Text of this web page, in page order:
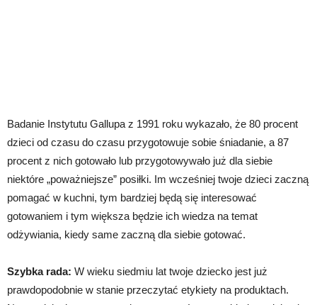
Badanie Instytutu Gallupa z 1991 roku wykazało, że 80 procent
dzieci od czasu do czasu przygotowuje sobie śniadanie, a 87
procent z nich gotowało lub przygotowywało już dla siebie
niektóre „poważniejsze” posiłki. Im wcześniej twoje dzieci zaczną
pomagać w kuchni, tym bardziej będą się interesować
gotowaniem i tym większa będzie ich wiedza na temat
odżywiania, kiedy same zaczną dla siebie gotować.
Szybka rada: W wieku siedmiu lat twoje dziecko jest już
prawdopodobnie w stanie przeczytać etykiety na produktach.